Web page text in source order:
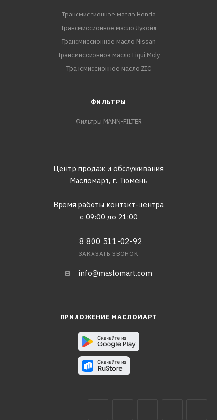
Трансмиссионное масло Honda
Трансмиссионное масло Лукойл
Трансмиссионное масло Nissan
Трансмиссионное масло Liqui Moly
Трансмиссионное масло ZIC
ФИЛЬТРЫ
Фильтры MANN-FILTER
Центр продаж и обслуживания
Масломарт, г. Тюмень
Время работы контакт-центра
с 09:00 до 21:00
8 800 511-02-92
ЗАКАЗАТЬ ЗВОНОК
info@maslomart.com
ПРИЛОЖЕНИЕ МАСЛОМАРТ